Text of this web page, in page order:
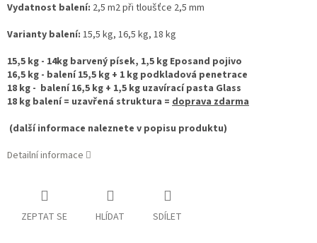
Vydatnost balení: 2,5 m2 při tloušťce 2,5 mm
Varianty balení: 15,5 kg, 16,5 kg, 18 kg
15,5 kg - 14kg barvený písek, 1,5 kg Eposand pojivo
16,5 kg - balení 15,5 kg + 1 kg podkladová penetrace
18 kg - balení 16,5 kg + 1,5 kg uzavírací pasta Glass
18 kg balení = uzavřená struktura = doprava zdarma
(další informace naleznete v popisu produktu)
Detailní informace
ZEPTAT SE HLÍDAT SDÍLET